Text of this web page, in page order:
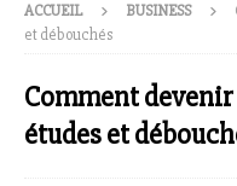
ACCUEIL BUSINESS
et débouchés
Comment
études et